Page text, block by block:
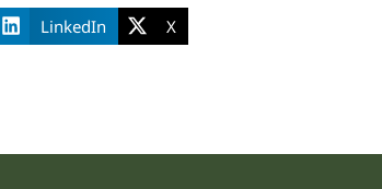
LinkedIn X